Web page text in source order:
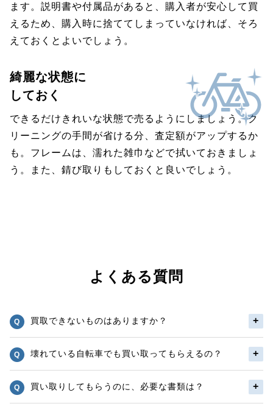
ます。説明書や付属品があると、購入者が安心して買
えるため、購入時に捨ててしまっていなければ、そろ
えておくとよいでしょう。
綺麗な状態に
しておく
できるだけきれいな状態で売るようにしましょう。ク
リーニングの手間が省ける分、査定額がアップするか
も。フレームは、濡れた雑巾などで拭いておきましょ
う。また、錆び取りもしておくと良いでしょう。
よくある質問
買取できないものはありますか？
壊れている自転車でも買い取ってもらえるの？
買い取りしてもらうのに、必要な書類は？